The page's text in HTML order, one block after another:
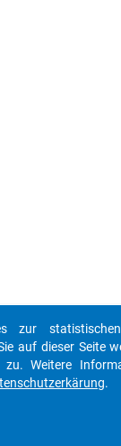
zur
auf dieser Seite
zu. Weitere
.